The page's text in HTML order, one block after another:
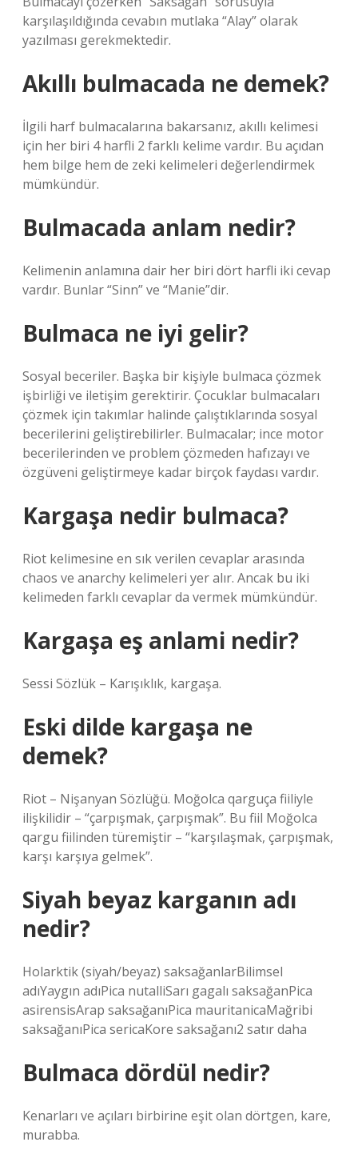
karşılaşıldığında cevabın mutlaka “Alay” olarak
yazılması gerekmektedir.
Akıllı bulmacada ne demek?
İlgili harf bulmacalarına bakarsanız, akıllı kelimesi
için her biri 4 harfli 2 farklı kelime vardır. Bu açıdan
hem bilge hem de zeki kelimeleri değerlendirmek
mümkündür.
Bulmacada anlam nedir?
Kelimenin anlamına dair her biri dört harfli iki cevap
vardır. Bunlar “Sinn” ve “Manie”dir.
Bulmaca ne iyi gelir?
Sosyal beceriler. Başka bir kişiyle bulmaca çözmek
işbirliği ve iletişim gerektirir. Çocuklar bulmacaları
çözmek için takımlar halinde çalıştıklarında sosyal
becerilerini geliştirebilirler. Bulmacalar; ince motor
becerilerinden ve problem çözmeden hafızayı ve
özgüveni geliştirmeye kadar birçok faydası vardır.
Kargaşa nedir bulmaca?
Riot kelimesine en sık verilen cevaplar arasında
chaos ve anarchy kelimeleri yer alır. Ancak bu iki
kelimeden farklı cevaplar da vermek mümkündür.
Kargaşa eş anlami nedir?
Sessi Sözlük – Karışıklık, kargaşa.
Eski dilde kargaşa ne
demek?
Riot – Nişanyan Sözlüğü. Moğolca qarguça fiiliyle
ilişkilidir – “çarpışmak, çarpışmak”. Bu fiil Moğolca
qargu fiilinden türemiştir – “karşılaşmak, çarpışmak,
karşı karşıya gelmek”.
Siyah beyaz karganın adı
nedir?
Holarktik (siyah/beyaz) saksağanlarBilimsel
adıYaygın adıPica nutalliSarı gagalı saksağanPica
asirensisArap saksağanıPica mauritanicaMağribi
saksağanıPica sericaKore saksağanı2 satır daha
Bulmaca dördül nedir?
Kenarları ve açıları birbirine eşit olan dörtgen, kare,
murabba.